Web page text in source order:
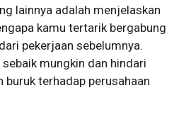
lainnya adalah menjelaskan
kamu tertarik bergabung
pekerjaan sebelumnya.
mungkin dan hindari
buruk terhadap perusahaan